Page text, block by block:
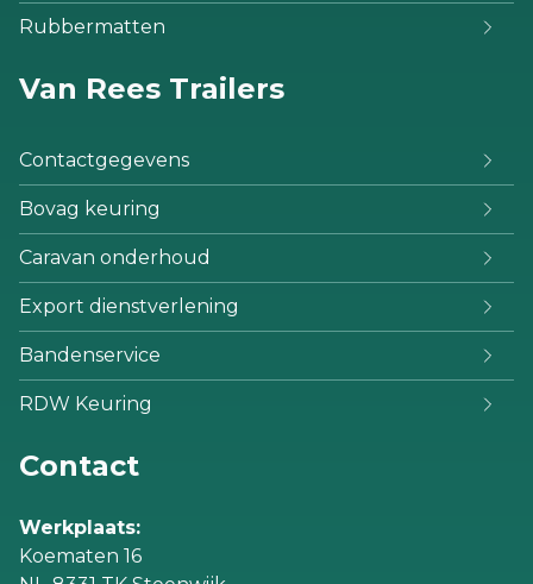
Rubbermatten
Van Rees Trailers
Contactgegevens
Bovag keuring
Caravan onderhoud
Export dienstverlening
Bandenservice
RDW Keuring
Contact
Werkplaats:
Koematen 16